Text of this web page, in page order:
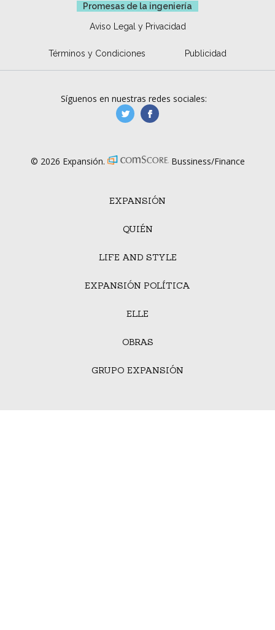
Promesas de la ingeniería
Aviso Legal y Privacidad
Términos y Condiciones Publicidad
EXPANSIÓN
QUIÉN
LIFE AND STYLE
EXPANSIÓN POLÍTICA
ELLE
OBRAS
GRUPO EXPANSIÓN
Síguenos en nuestras redes sociales:
manufacturaGE
© 2026 Expansión. Bussiness/Finance